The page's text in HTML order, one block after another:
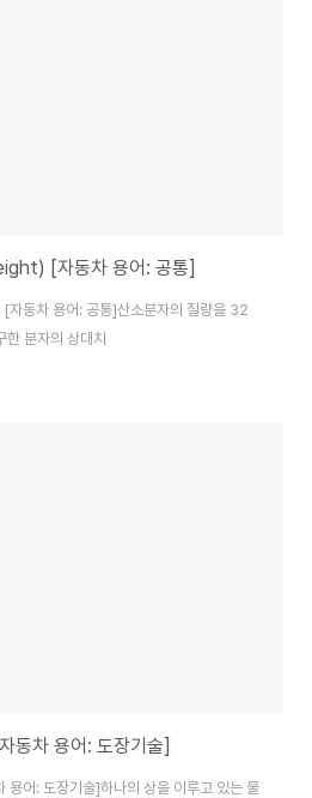
[자동차 용어: 공통]
동차 용어: 공통]산소분자의 질량을 32
분자의 상대치
차 용어: 도장기술]
어: 도장기술]하나의 상을 이루고 있는 물